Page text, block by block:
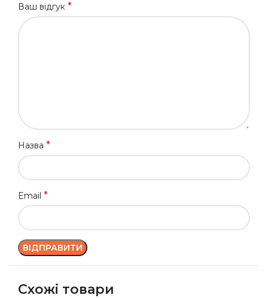
Ваш відгук *
Назва *
Email *
Схожі товари